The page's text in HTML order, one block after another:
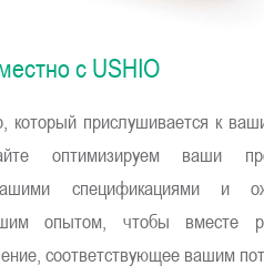
с USHIO
который прислушивается к
оптимизируем ваши
спецификациями и
опытом, чтобы вместе
соответствующее вашим